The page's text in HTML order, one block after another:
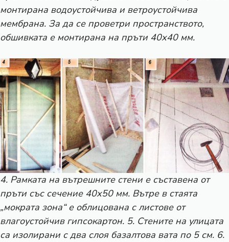
монтирана водоустойчива и ветроустойчива
мембрана. За да се проветри пространството,
обшивката е монтирана на пръти 40х40 мм.
4. Рамката на вътрешните стени е съставена от
пръти със сечение 40х50 мм. Вътре в стаята
„мократа зона“ е облицована с листове от
влагоустойчив гипсокартон. 5. Стените на улицата
са изолирани с два слоя базалтова вата по 5 см. 6.